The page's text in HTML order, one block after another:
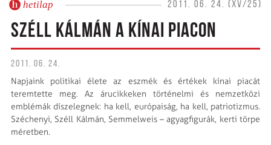
hetilap 2011. 06. 24. (XV/25)
SZÉLL KÁLMÁN A KÍNAI PIACON
2011. 06. 24.
Napjaink politikai élete az eszmék és értékek kínai piacát
teremtette meg. Az árucikkeken történelmi és nemzetközi
emblémák díszelegnek: ha kell, európaiság, ha kell, patriotizmus.
Széchenyi, Széll Kálmán, Semmelweis – agyagfigurák, kerti törpe
méretben.